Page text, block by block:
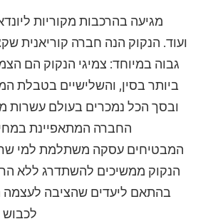
מגיעה בהרכבות מקוריות
ועוד. הנקוק הנה חברה קוריאנית
גבוה במיוחד: צמיגי הנקוק הם
ביותר בסין, והשלישיים בטבלת
ובסך הכל נמכרים בעולם עשרות
החברה המתאפיינת
המבטיחים עסקה משתלמת למי
הנקוק ממשיכים להשתדרג ללא
בהתאם ליעדים שהציבה
לכבוש